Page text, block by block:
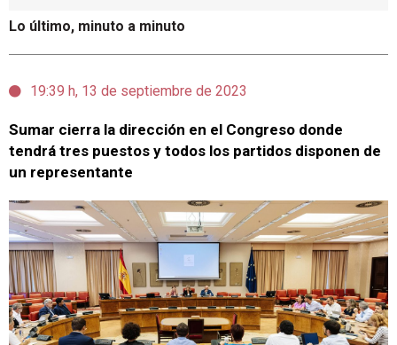
Lo último, minuto a minuto
19:39 h, 13 de septiembre de 2023
Sumar cierra la dirección en el Congreso donde
tendrá tres puestos y todos los partidos disponen de
un representante